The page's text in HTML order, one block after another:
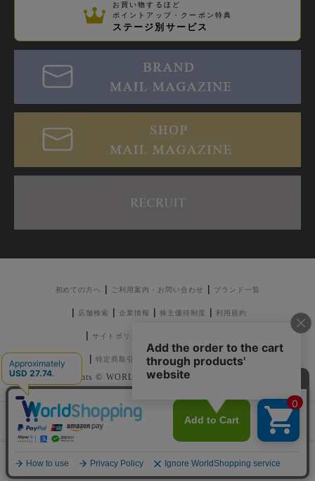
お買い物するほど
ポイントアップ・クーポン特典
ステージ別サービス
初めての方へ ご利用案内・お問い合わせ ブランド一覧
店舗検索 企業情報 株主優待制度 利用規約
サイトポリシー
特定商取引法に基づく表記 採用情報
Copyrights © WORLD CO.,LTD. All rights reserved.
注意：当社のメールアドレスを使用した
偽装メールにご注意ください